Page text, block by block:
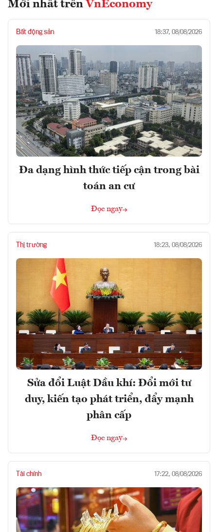
Mới nhất trên VnEconomy
Bất động sản 18:37, 08/08/2026
Đa dạng hình thức tiếp cận trong bài
toán an cư
Đọc ngay
Thị trường 18:23, 08/08/2026
Sửa đổi Luật Dầu khí: Đổi mới tư
duy, kiến tạo phát triển, đẩy mạnh
phân cấp
Đọc ngay
Tài chính 17:22, 08/08/2026